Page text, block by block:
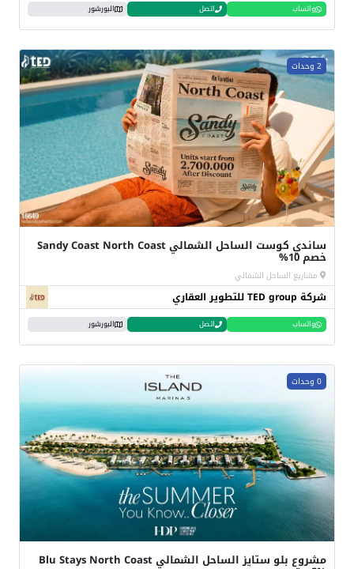
واتساب اتصل البورشور
2 وحدات
ساندي كوست الساحل الشمالي Sandy Coast North Coast
خصم 10%
مشاريع الساحل الشمالي
شركة TED group للتطوير العقاري
واتساب اتصل البورشور
0 وحدات
مشروع بلو ستايز الساحل الشمالي Blu Stays North Coast